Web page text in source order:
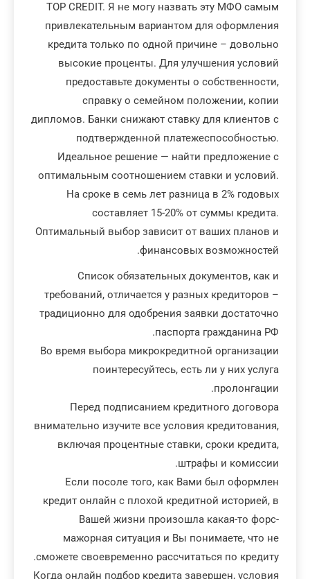
TOP CREDIT. Я не могу назвать эту МФО самым
привлекательным вариантом для оформления
кредита только по одной причине – довольно
высокие проценты. Для улучшения условий
предоставьте документы о собственности,
справку о семейном положении, копии
дипломов. Банки снижают ставку для клиентов с
подтвержденной платежеспособностью.
Идеальное решение — найти предложение с
оптимальным соотношением ставки и условий.
На сроке в семь лет разница в 2% годовых
составляет 15-20% от суммы кредита.
Оптимальный выбор зависит от ваших планов и
финансовых возможностей.
Список обязательных документов, как и
требований, отличается у разных кредиторов –
традиционно для одобрения заявки достаточно
паспорта гражданина РФ.
Во время выбора микрокредитной организации
поинтересуйтесь, есть ли у них услуга
пролонгации.
Перед подписанием кредитного договора
внимательно изучите все условия кредитования,
включая процентные ставки, сроки кредита,
штрафы и комиссии.
Если посоле того, как Вами был оформлен
кредит онлайн с плохой кредитной историей, в
Вашей жизни произошла какая-то форс-
мажорная ситуация и Вы понимаете, что не
сможете своевременно рассчитаться по кредиту.
Когда онлайн подбор кредита завершен, условия